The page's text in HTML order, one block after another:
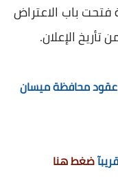
فتحت باب الاعتراض
الإعلان.
عقود محافظة ميسان
ضغط هنا